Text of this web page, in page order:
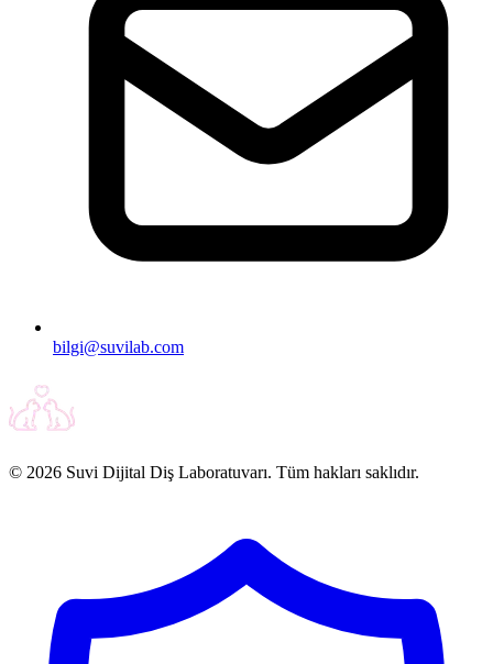
bilgi@suvilab.com
© 2026 Suvi Dijital Diş Laboratuvarı. Tüm hakları saklıdır.